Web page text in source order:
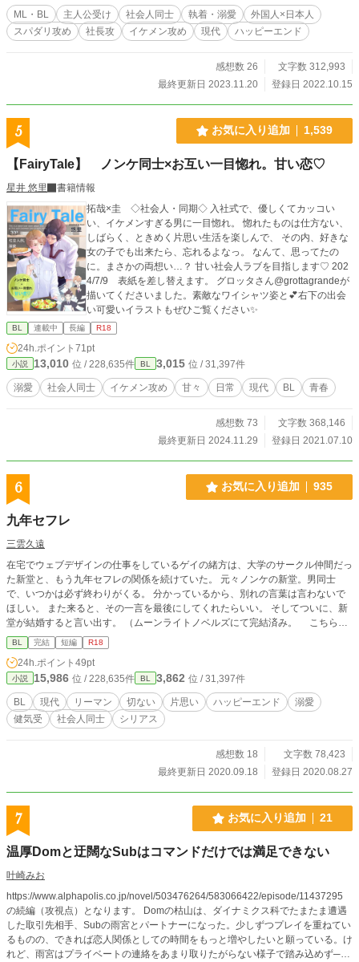
冬。四年目の春が最終章です。ハッピーエンドです。R18的シーンは※をつけて
います。ソフトSM的要素等は別途注意喚起します。 外国人攻 / 美形攻 / スパダ
リ攻 / 金髪碧眼 / 敬語 / 溺愛 / 執着 / 会社社長 / 日本人受 / わりと美人 / 個人事業主
係 / 純愛系 / ハッピーエンド / 年の差 / 言葉責め / 同棲 / 中出し / 拘束 / ドライオー
ML・BL 主人公受け 社会人同士 執着・溺愛
外国人×日本人
スパダリ攻め
社長攻 イケメン攻め 現代 ハッピーエンド
感想数 26
文字数 312,993
最終更新日 2023.11.20
登録日 2022.10.15
5 お気に入り追加 1,539
【FairyTale】 ノンケ同士×お互い一目惚れ。甘い恋♡
星井 悠里
書籍情報
拓哉×圭 ◇社会人・同期◇ 入社式で、優しくてカッコい
い、イケメンすぎる男に一目惚れ。 惚れたものは仕方ない、
しばらく、ときめく片思い生活を楽しんで、 その内、好きな
女の子でも出来たら、忘れるよなっ。 なんて、思ってたの
に。まさかの両想い…？ 甘い社会人ラブを目指します♡ 202
4/7/9 表紙を差し替えます。 グロッタさん@grottagrandeが
描いてくださいました。素敵なワイシャツ姿と💕右下の出会
い可愛いイラストもぜひご覧ください✨
BL 連載中 長編 R18
24h.ポイント 71pt
小説 13,010 位 / 228,635件 BL 3,015 位 / 31,397件
溺愛 社会人同士 イケメン攻め 甘々 日常 現代 BL 青春
感想数 73
文字数 368,146
最終更新日 2024.11.29
登録日 2021.07.10
6 お気に入り追加 935
九年セフレ
三雲久遠
在宅でウェブデザインの仕事をしているゲイの緒方は、大学のサークル仲間だっ
た新堂と、もう九年セフレの関係を続けていた。 元々ノンケの新堂。男同士
で、いつかは必ず終わりがくる。 分かっているから、別れの言葉は言わないで
ほしい。 また来ると、その一言を最後にしてくれたらいい。 そしてついに、新
堂が結婚すると言い出す。 （ムーンライトノベルズにて完結済み。 こちらで
再掲載に当たり改稿しております。 13話から途中の展開を変えています。）
BL 完結 短編 R18
24h.ポイント 49pt
小説 15,986 位 / 228,635件 BL 3,862 位 / 31,397件
BL 現代 リーマン 切ない 片思い ハッピーエンド
溺愛
健気受
社会人同士 シリアス
感想数 18
文字数 78,423
最終更新日 2020.09.18
登録日 2020.08.27
7 お気に入り追加 21
温厚Domと迂闊なSubはコマンドだけでは満足できない
叶崎みお
https://www.alphapolis.co.jp/novel/503476264/583066422/episode/11437295
の続編（攻視点）となります。 Domの枯山は、ダイナミクス科でたまたま遭遇
した取引先相手、Subの雨宮とパートナーになった。少しずつプレイを重ねてい
るものの、できれば恋人関係としての時間をもっと増やしたいと願っている。け
れど、雨宮はプライベートの連絡をあまり取りたがらない様子で踏み込めず─